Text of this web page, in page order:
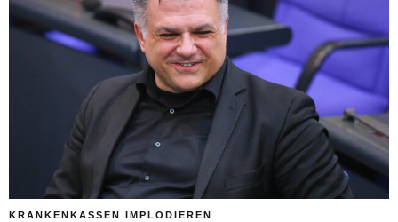
KRANKENKASSEN IMPLODIEREN